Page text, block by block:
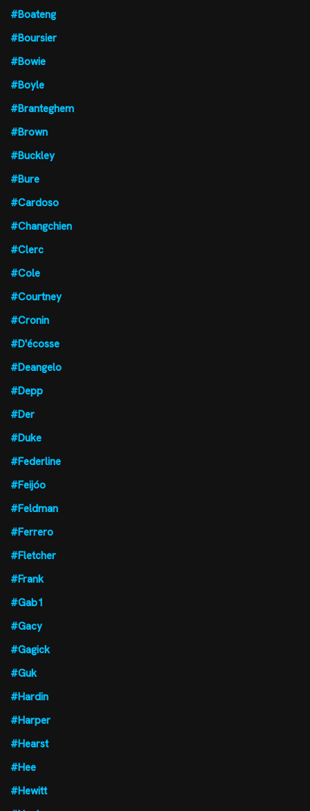
#Boateng
#Boursier
#Bowie
#Boyle
#Branteghem
#Brown
#Buckley
#Bure
#Cardoso
#Changchien
#Clerc
#Cole
#Courtney
#Cronin
#D'écosse
#Deangelo
#Depp
#Der
#Duke
#Federline
#Feijóo
#Feldman
#Ferrero
#Fletcher
#Frank
#Gab1
#Gacy
#Gagick
#Guk
#Hardin
#Harper
#Hearst
#Hee
#Hewitt